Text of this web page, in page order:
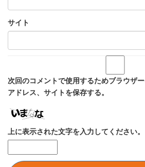
サイト
次回のコメントで使用するためブラウザ
アドレス、サイトを保存する。
上に表示された文字を入力してください。